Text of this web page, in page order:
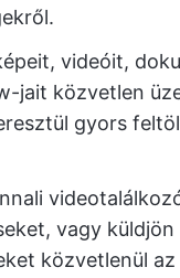
videóit,
jait közvetlen
gyors
vagy küldjön
közvetlenül az